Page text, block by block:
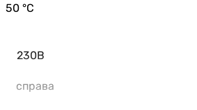
50 °C
230В
справа